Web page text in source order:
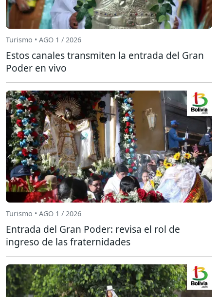
Turismo • AGO 1 / 2026
Estos canales transmiten la entrada del Gran
Poder en vivo
Turismo • AGO 1 / 2026
Entrada del Gran Poder: revisa el rol de
ingreso de las fraternidades